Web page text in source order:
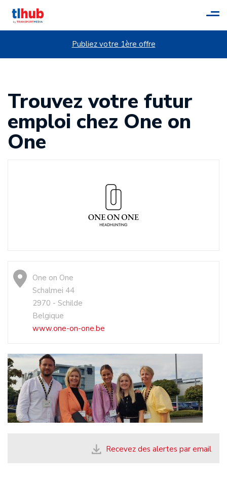
Publiez votre 1ère offre
Trouvez votre futur
emploi chez One on
One
One on One
Schalmei 44
2970 - Schilde
Belgique
www.one-on-one.be
Recevez des alertes par email